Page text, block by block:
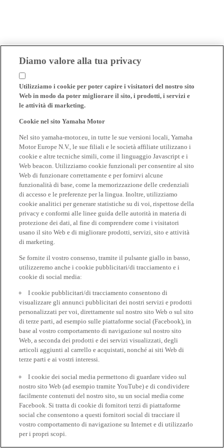
Diamo valore alla tua privacy
Utilizziamo i cookie per poter capire i visitatori del nostro sito
Web in modo da poter migliorare il sito, i prodotti, i servizi e
le attività di marketing.
Cookie nel sito Yamaha Motor
Nel sito yamaha-motor.eu, in tutte le sue versioni locali, Yamaha
Motor Europe N.V., le sue filiali e le società affiliate utilizzano i
cookie e altre tecniche simili, come il linguaggio Javascript e i
Web beacon. Utilizziamo cookie funzionali per consentire al sito
Web di funzionare correttamente e per fornirvi alcune
funzionalità di base, come la memorizzazione delle credenziali
di accesso e le preferenze per la lingua. Inoltre, utilizziamo
cookie analitici per generare statistiche su di voi, rispettose della
privacy e conformi alle linee guida delle autorità in materia di
protezione dei dati, al fine di comprendere come i visitatori
usano il sito Web e di migliorare prodotti, servizi, sito e attività
di marketing.
Se fornite il vostro consenso, tramite il pulsante giallo in basso,
utilizzeremo anche i cookie pubblicitari/di tracciamento e i
cookie di social media:
I cookie pubblicitari/di tracciamento consentono di
visualizzare gli annunci pubblicitari dei nostri servizi e prodotti
personalizzati per voi, direttamente sul nostro sito Web o sul sito
di terze parti, ad esempio sulle piattaforme social (Facebook), in
base al vostro comportamento di navigazione sul nostro sito
Web, a seconda dei prodotti e dei servizi visualizzati, degli
articoli aggiunti al carrello e acquistati, nonché ai siti Web di
terze parti e ai vostri interessi.
I cookie dei social media permettono di guardare video sul
nostro sito Web (ad esempio tramite YouTube) e di condividere
facilmente contenuti del nostro sito, su un social media come
Facebook. Si tratta di cookie di fornitori terzi di piattaforme
social che consentono a questi fornitori social di tracciare il
vostro comportamento di navigazione su Internet e di utilizzarlo
per i propri scopi.